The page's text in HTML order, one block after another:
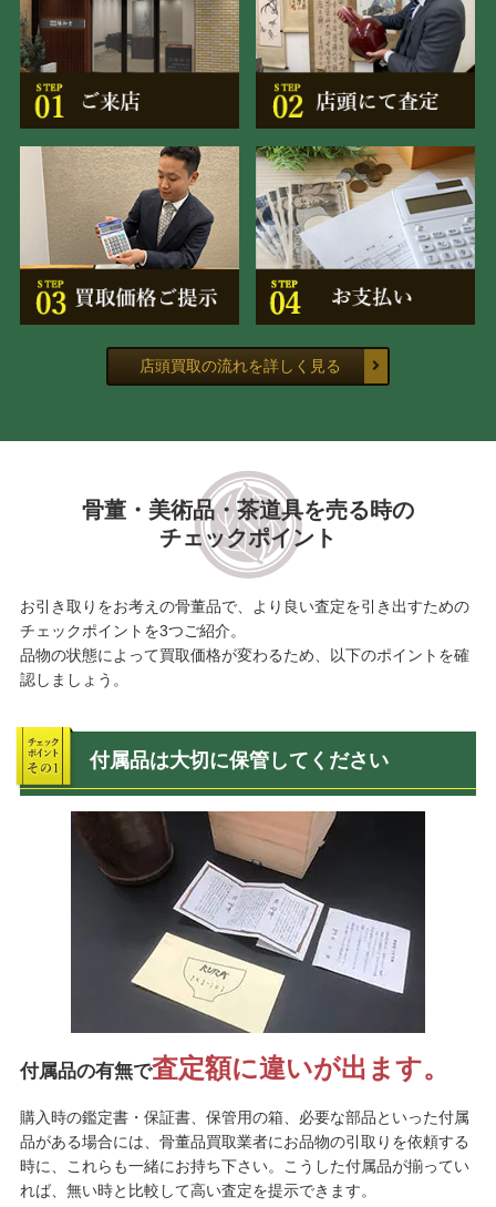
店頭買取の流れを詳しく見る
骨董・美術品・茶道具を売る時の
チェックポイント
お引き取りをお考えの骨董品で、より良い査定を引き出すための
チェックポイントを3つご紹介。
品物の状態によって買取価格が変わるため、以下のポイントを確
認しましょう。
付属品は大切に保管してください
付属品の有無で査定額に違いが出ます。
購入時の鑑定書・保証書、保管用の箱、必要な部品といった付属
品がある場合には、骨董品買取業者にお品物の引取りを依頼する
時に、これらも一緒にお持ち下さい。こうした付属品が揃ってい
れば、無い時と比較して高い査定を提示できます。